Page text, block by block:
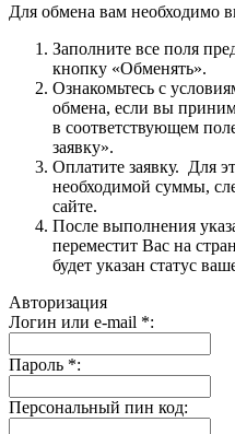
Для обмена вам необходимо
Заполните все поля
кнопку «Обменять».
Ознакомьтесь с
обмена, если вы
в соответствующем
заявку».
Оплатите заявку. Для
необходимой суммы,
сайте.
После выполнения
переместит Вас на
будет указан статус
Авторизация
Логин или e-mail *:
Пароль *:
Персональный пин код: